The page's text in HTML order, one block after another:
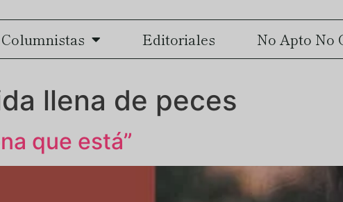
Columnistas Editoriales No Apto No
llena de peces
que está”